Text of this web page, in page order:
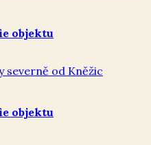
severně od Kněžic